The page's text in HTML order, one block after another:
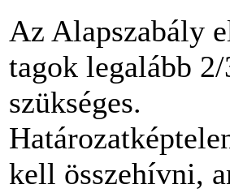
Az Alapszabály
tagok legalább
szükséges.
kell összehívni,